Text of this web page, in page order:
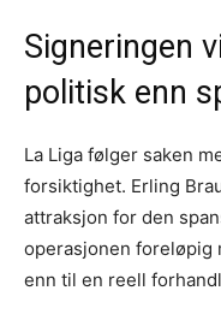
Signeringen
politisk enn
La Liga følger saken
forsiktighet. Erling
attraksjon for den
operasjonen foreløpig
enn til en reell